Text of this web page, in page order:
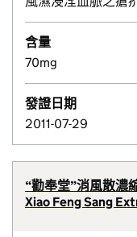
含量
70mg
發證日期
2011-07-29
“勸奉堂”消風散濃
Xiao Feng Sang